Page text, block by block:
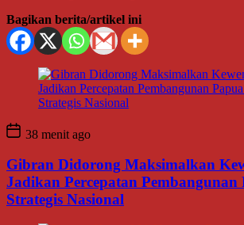
Bagikan berita/artikel ini
38 menit ago
Gibran Didorong Maksimalkan
Jadikan Percepatan Pembangunan
Strategis Nasional